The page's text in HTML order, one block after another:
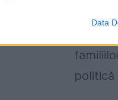
Data
politică